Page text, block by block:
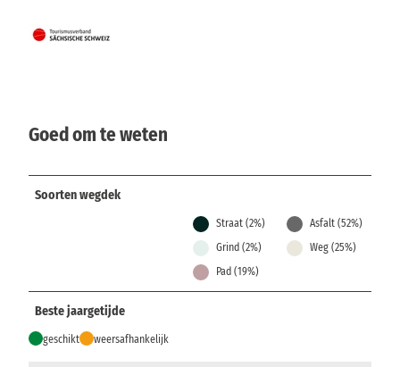
Goed om te weten
Soorten wegdek
Straat (2%)
Asfalt (52%)
Grind (2%)
Weg (25%)
Pad (19%)
Beste jaargetijde
geschikt weersafhankelijk